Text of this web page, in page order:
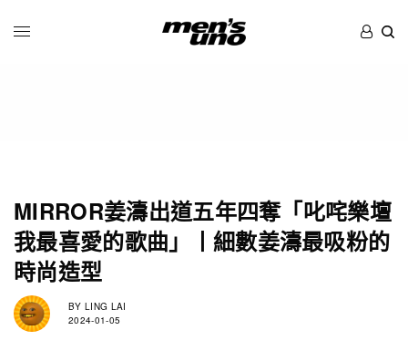
MIRROR姜濤出道五年四奪「叱咤樂壇
我最喜愛的歌曲」丨細數姜濤最吸粉的
時尚造型
BY LING LAI
2024-01-05